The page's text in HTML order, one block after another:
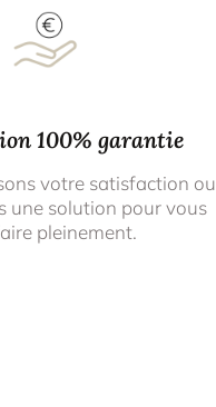
100% garantie
votre satisfaction ou
une solution pour vous
pleinement.